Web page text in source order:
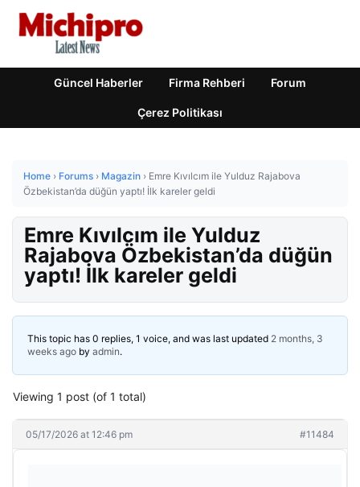
Güncel Haberler Firma Rehberi Forum
Çerez Politikası
Home › Forums › Magazin › Emre Kıvılcım ile Yulduz Rajabova
Özbekistan’da düğün yaptı! İlk kareler geldi
Emre Kıvılcım ile Yulduz
Rajabova Özbekistan’da düğün
yaptı! İlk kareler geldi
This topic has 0 replies, 1 voice, and was last updated 2 months, 3
weeks ago by admin.
Viewing 1 post (of 1 total)
05/17/2026 at 12:46 pm #11484